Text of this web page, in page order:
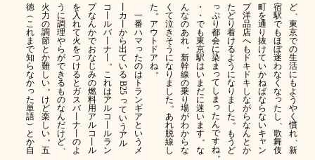
ど、
東
京
で
の
生
活
に
も
よ
う
や
く
慣
れ、
新
宿
駅
で
も
ほ
ぼ
迷
わ
な
く
な
っ
た
し、
歌
舞
伎
町
を
通
り
抜
け
て
い
か
ね
ば
な
ら
な
い
キ
ャ
ン
プ
洋
品
店
へ
も
ド
キ
ド
キ
し
な
が
ら
な
ん
と
か
た
ど
り
着
け
る
よ
う
に
な
り
ま
し
た。
も
う
ど
っ
ぷ
り
都
会
に
染
ま
っ
て
し
ま
っ
た
ん
で
す
ね。
・
・
で
も
東
京
駅
は
い
ま
だ
に
迷
い
ま
す。
な
ん
な
の
あ
れ。
新
幹
線
の
乗
り
場
が
わ
か
ら
な
く
て
泣
き
そ
う
に
な
り
ま
し
た。
あ
れ
脱
線
し
た。
ア
ウ
ト
ド
ア
ね。
一
番
ハ
マ
っ
た
の
は
ト
ラ
ン
ギ
ア
と
い
う
メ
カ
か
ら
出
て
い
る
B25
っ
て
い
う
ア
ル
コ
ル
バ
ナ
。
こ
れ
は
ア
ル
コ
ル
ラ
ン
プ
な
ん
か
で
お
な
じ
み
の
燃
料
用
ア
ル
コ
ル
を
入
れ
て
火
を
つ
け
る
と
ガ
ス
バ
ナ
の
よ
う
に
調
理
や
ら
が
で
き
る
も
の
な
ん
だ
け
ど、
火
力
の
調
節
と
か
難
し
い。
け
ど
楽
し
い。
五
徳
︵
こ
れ
ま
で
知
ら
な
か
っ
た
単
語
︶
と
か
自